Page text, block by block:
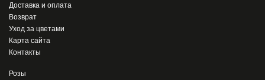
Доставка и оплата
Возврат
Уход за цветами
Карта сайта
Контакты
Розы